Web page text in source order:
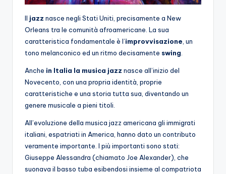
Il jazz nasce negli Stati Uniti, precisamente a New
Orleans tra le comunità afroamericane. La sua
caratteristica fondamentale è l’improvvisazione , un
tono melanconico ed un ritmo decisamente swing
Anche in Italia la musica jazz nasce all’inizio del
Novecento, con una propria identità, proprie
caratteristiche e una storia tutta sua, diventando un
genere musicale a pieni titoli.
All’evoluzione della musica jazz americana gli immigrati
italiani, espatriati in America, hanno dato un contributo
veramente importante. I più importanti sono stati:
Giuseppe Alessandra (chiamato Joe Alexander), che
suonava il basso tuba esibendosi insieme al compatriota